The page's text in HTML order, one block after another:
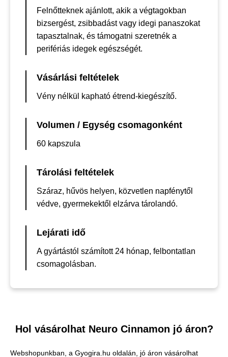
Felnőtteknek ajánlott, akik a végtagokban
bizsergést, zsibbadást vagy idegi panaszokat
tapasztalnak, és támogatni szeretnék a
perifériás idegek egészségét.
Vásárlási feltételek
Vény nélkül kapható étrend-kiegészítő.
Volumen / Egység csomagonként
60 kapszula
Tárolási feltételek
Száraz, hűvös helyen, közvetlen napfénytől
védve, gyermekektől elzárva tárolandó.
Lejárati idő
A gyártástól számított 24 hónap, felbontatlan
csomagolásban.
Hol vásárolhat Neuro Cinnamon jó áron?
Webshopunkban, a Gyogira.hu oldalán, jó áron vásárolhat